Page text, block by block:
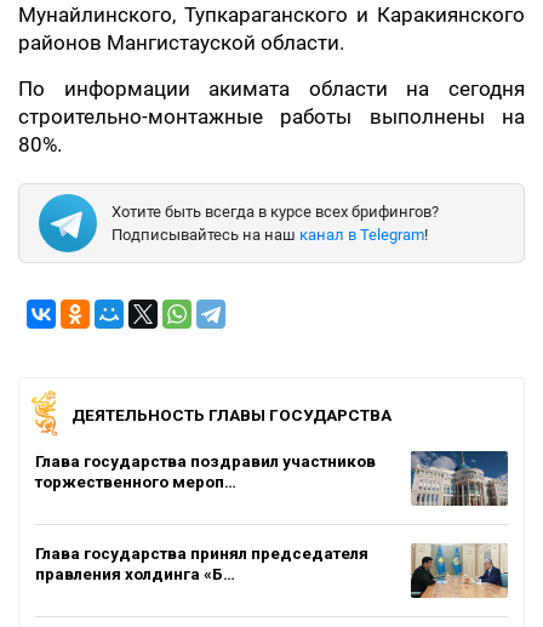
Мунайлинского, Тупкараганского и Каракиянского
районов Мангистауской области.
По информации акимата области на сегодня
строительно-монтажные работы выполнены на
80%.
Хотите быть всегда в курсе всех брифингов?
Подписывайтесь на наш канал в Telegram!
ДЕЯТЕЛЬНОСТЬ ГЛАВЫ ГОСУДАРСТВА
Глава государства поздравил участников
торжественного мероп…
Глава государства принял председателя
правления холдинга «Б…